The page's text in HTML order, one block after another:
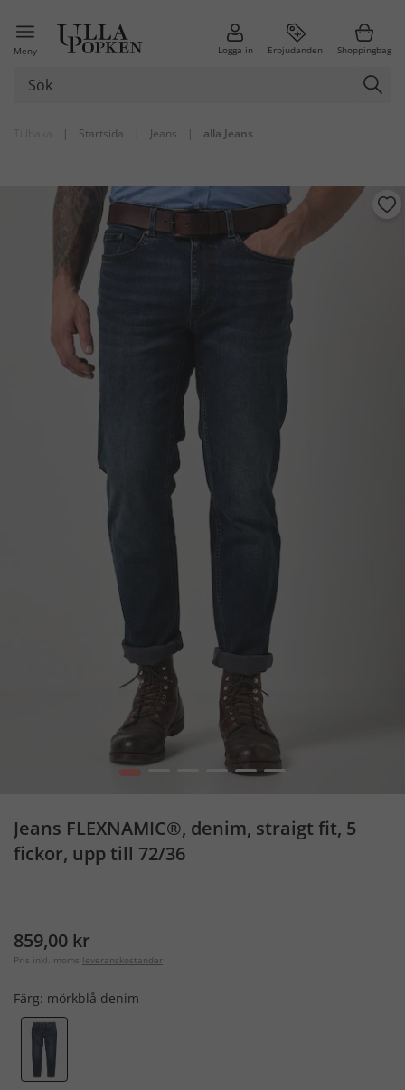
Meny Logga in Erbjudanden Shoppingbag
| Startsida | Jeans | alla Jeans
5 6
Jeans FLEXNAMIC®, denim, straigt fit, 5
fickor, upp till 72/36
859,00 kr
Pris inkl. moms leveranskostander
Färg: mörkblå denim